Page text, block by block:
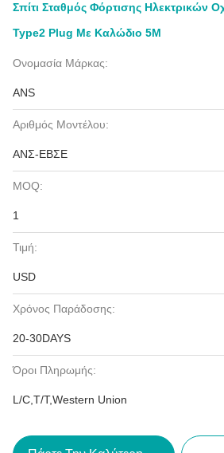
Σπίτι Σταθμός Φόρτισης Ηλεκτρικών
Type2 Plug Με Καλώδιο 5M
Ονομασία Μάρκας:
ANS
Αριθμός Μοντέλου:
ΑΝΣ-ΕΒΣΕ
MOQ:
1
Τιμή:
USD
Χρόνος Παράδοσης:
20-30DAYS
Όροι Πληρωμής:
L/C,T/T,Western Union